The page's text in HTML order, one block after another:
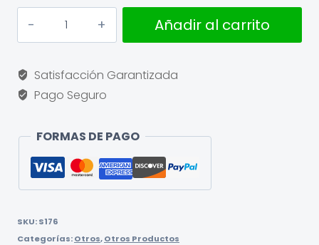
Añadir al carrito
Satisfacción Garantizada
Pago Seguro
FORMAS DE PAGO
SKU:S176
Categorías:Otros,Otros Productos